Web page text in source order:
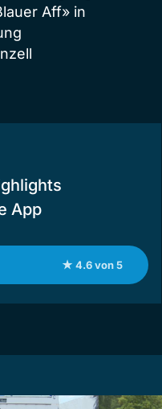
Aff» in
App
★ 4.6 von 5